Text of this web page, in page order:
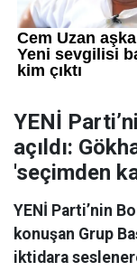
YENİ
açıldı:
'seçimden
YENİ Parti’nin
konuşan Grup
iktidara